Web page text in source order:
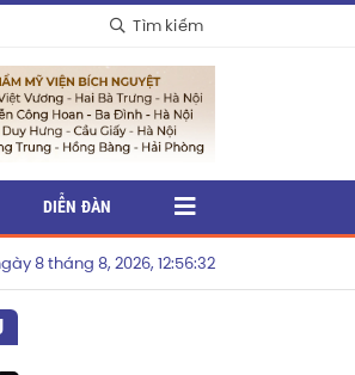
Tìm kiếm
đồng hành cùng thương hiệu Việt nâng cao
8 tháng 8, 2026, 12:56:33
DIỄN ĐÀN